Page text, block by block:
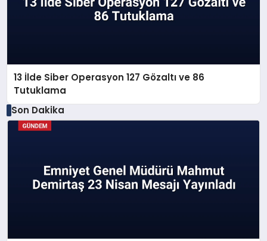
13 İlde Siber Operasyon 127 Gözaltı ve 86
Tutuklama
Son Dakika